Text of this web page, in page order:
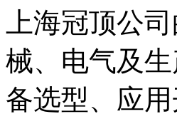
上海冠顶公
械、电气及
备选型、应